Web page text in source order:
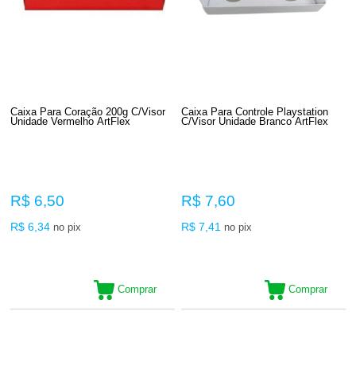
Caixa Para Coração 200g C/Visor
Unidade Vermelho ArtFlex
R$ 6,50
R$ 6,34 no pix
Comprar
Caixa Para Controle Playstation
C/Visor Unidade Branco ArtFlex
R$ 7,60
R$ 7,41 no pix
Comprar